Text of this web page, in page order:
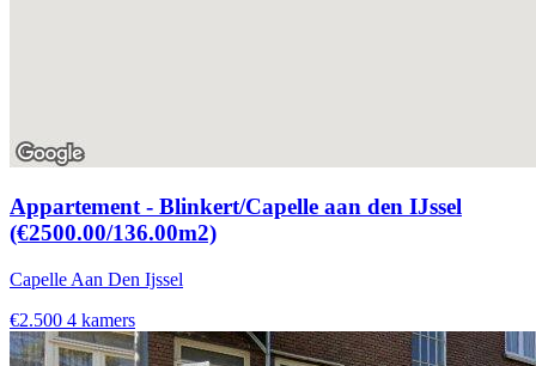
Appartement - Blinkert/Capelle aan den IJssel
(€2500.00/136.00m2)
Capelle Aan Den Ijssel
€2.500 4 kamers